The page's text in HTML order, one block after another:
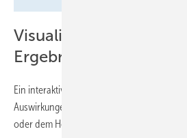
Visualisierung und
Ergebnisse
Ein interaktives 3D-Haus visualisiert
Auswirkungen, bspw. bei Sanierungen von
oder dem Heizsystem.